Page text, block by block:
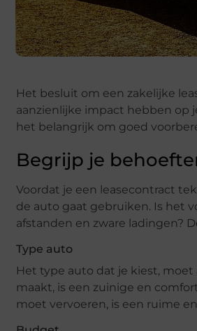
Het besluit om een zakelijke
aanzienlijke impact hebben op
het belangrijk om goed
Begrijp je
Voordat je een leasecontract
de auto gaat gebruiken. Is het
afstanden en zware ladingen?
Type auto
Het type auto dat je kiest,
maakt, is een zuinige en
moet vervoeren, is een ruime